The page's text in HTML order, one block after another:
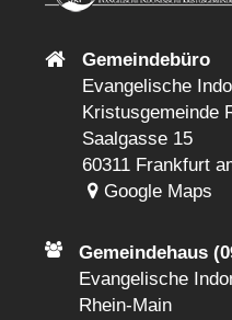
Gemeindebüro
Evangelische
Kristusgemeinde
Saalgasse 15
60311 Frankfurt
Google Maps
Gemeindehaus
Evangelische
Rhein-Main